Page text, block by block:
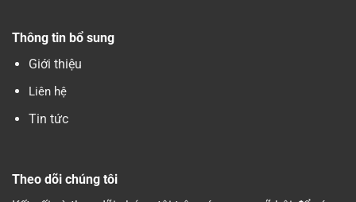
Thông tin bổ sung
Giới thiệu
Liên hệ
Tin tức
Theo dõi chúng tôi